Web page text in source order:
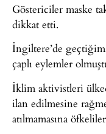
Göstericiler maske
dikkat etti.
İngiltere’de
çaplı eylemler
İklim aktivistleri
ilan edilmesine
atılmamasına